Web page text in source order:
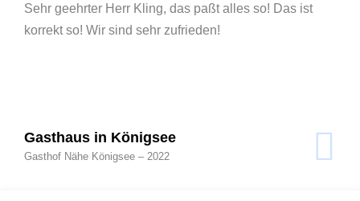
Sehr geehrter Herr Kling, das paßt alles so! Das ist
korrekt so! Wir sind sehr zufrieden!
Gasthaus in Königsee
Gasthof Nähe Königsee – 2022